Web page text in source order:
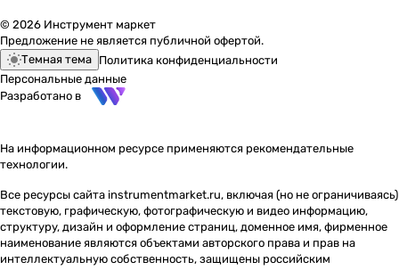
© 2026 Инструмент маркет
Предложение не является публичной офертой.
Темная тема Политика конфиденциальности
Персональные данные
Разработано в
На информационном ресурсе применяются рекомендательные
технологии.
Все ресурсы сайта instrumentmarket.ru, включая (но не ограничиваясь)
текстовую, графическую, фотографическую и видео информацию,
структуру, дизайн и оформление страниц, доменное имя, фирменное
наименование являются объектами авторского права и прав на
интеллектуальную собственность, защищены российским